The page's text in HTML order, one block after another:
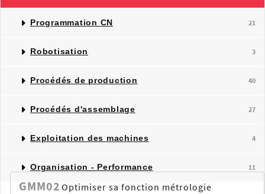
Programmation CN 21
Robotisation 3
Procédés de production 40
Procédés d'assemblage 27
Exploitation des machines 4
Organisation - Performance 11
GMM02 Optimiser sa fonction métrologie